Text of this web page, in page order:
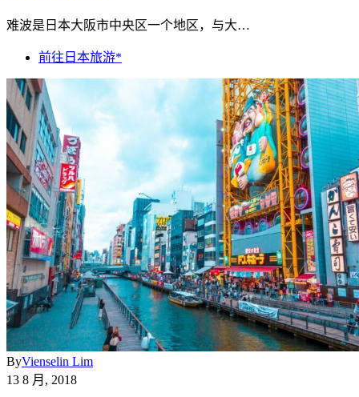
难波是日本大阪市中央区一个地区，与大…
前往日本旅游*
ByVienselin Lim
13 8 月, 2018